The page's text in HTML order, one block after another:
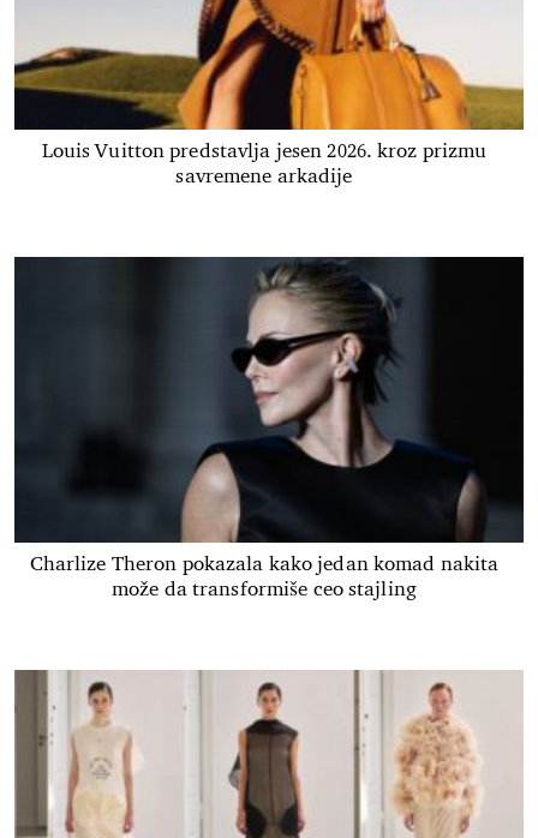
Louis Vuitton predstavlja jesen 2026. kroz prizmu
savremene arkadije
Charlize Theron pokazala kako jedan komad nakita
može da transformiše ceo stajling